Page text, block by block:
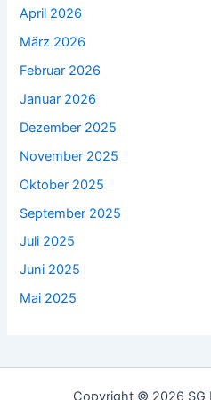
April 2026
März 2026
Februar 2026
Januar 2026
Dezember 2025
November 2025
Oktober 2025
September 2025
Juli 2025
Juni 2025
Mai 2025
Copyright © 2026 SG